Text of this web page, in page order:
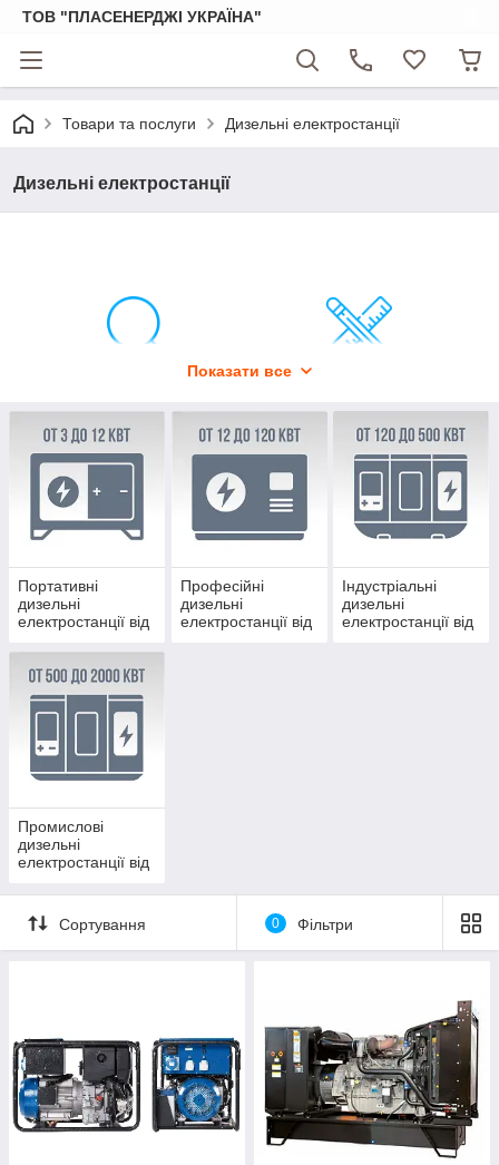
ТОВ "ПЛАСЕНЕРДЖІ УКРАЇНА"
Товари та послуги Дизельні електростанції
Дизельні електростанції
Показати все
Портативні
дизельні
електростанції від
Професійні
дизельні
електростанції від
Індустріальні
дизельні
електростанції від
Промислові
дизельні
електростанції від
Сортування 0 Фільтри